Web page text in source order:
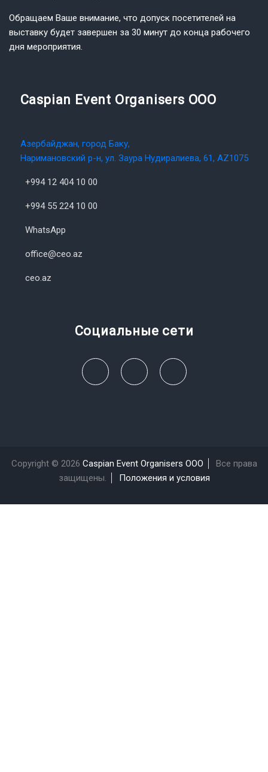
Обращаем Ваше внимание, что допуск посетителей на
выставку будет завершен за 30 минут до конца рабочего
дня мероприятия.
Caspian Event Organisers OOO
Азербайджан, город Баку,
Наримановский р-н, ул. Заура Нудиралиева, 61, AZ1075
+994 12 404 10 00
+994 55 224 10 00
WhatsApp
office@ceo.az
ceo.az
Социальные сети
Copyright © 2026 Caspian Event Organisers OOO
Все права
защищены.
Положения и условия